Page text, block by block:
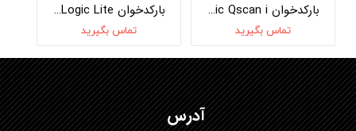
بارکدخوان DataLogic Lite
تماس بگیرید
بارکدخوان DataLogic Qscan i
تماس بگیرید
آدرس